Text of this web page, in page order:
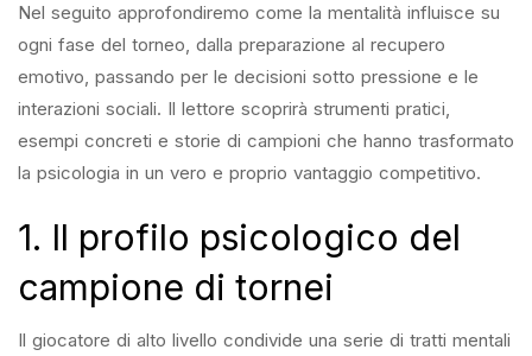
Nel seguito approfondiremo come la mentalità influisce su
ogni fase del torneo, dalla preparazione al recupero
emotivo, passando per le decisioni sotto pressione e le
interazioni sociali. Il lettore scoprirà strumenti pratici,
esempi concreti e storie di campioni che hanno trasformato
la psicologia in un vero e proprio vantaggio competitivo.
1. Il profilo psicologico del
campione di tornei
Il giocatore di alto livello condivide una serie di tratti mentali